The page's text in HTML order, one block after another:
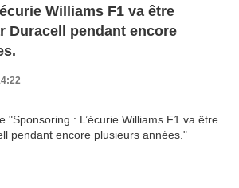
Williams F1 va être
Duracell pendant encore